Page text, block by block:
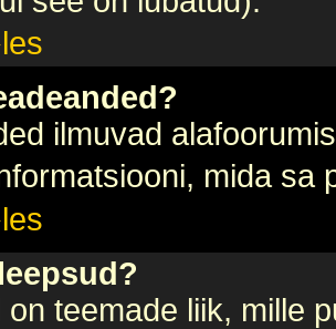
ilmuvad
mida sa
on teemade liik, mille